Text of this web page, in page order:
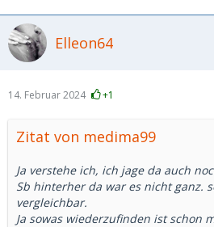
Unternehmungen, im Bett, bei
sie unterstützt ... finanziell
unerheblich, aber auch mit
ihr diesbezüglich), Geschenke
Freundschaft+ auf Zeit ist... jetzt ist
hinterher (auch bei MSD) ... ohne
gefunden zu haben.
Elleon64
14. Februar 2024 +1
Zitat von medima99
Ja verstehe ich, ich jage da auch
Sb hinterher da war es nicht ganz.
vergleichbar.
Ja sowas wiederzufinden ist schon